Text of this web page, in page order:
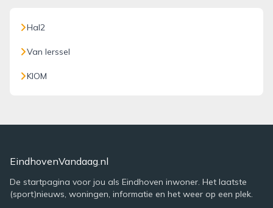
Hal2
Van Ierssel
KIOM
EindhovenVandaag.nl
De startpagina voor jou als Eindhoven inwoner. Het laatste
(sport)nieuws, woningen, informatie en het weer op een plek.